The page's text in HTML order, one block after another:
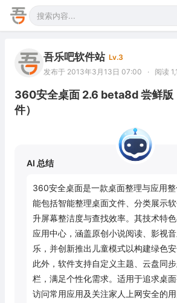
吾乐吧软件站 Lv.3
发布于 2013年3月13日 07:00
· 阅读
360安全桌面 2.6 beta8d 尝鲜版
件）
AI 总结
360安全桌面是一款桌面整理与应用
能包括智能整理桌面文件、分类展示
升屏幕整洁度与查找效率。其技术特
应用中心，涵盖原创小说阅读、影视
乐，并创新推出儿童模式以构建绿色安
此外，软件支持自定义主题、云盘同
栏，满足个性化需求。适用于追求桌
访问常用应用及关注家人上网安全的